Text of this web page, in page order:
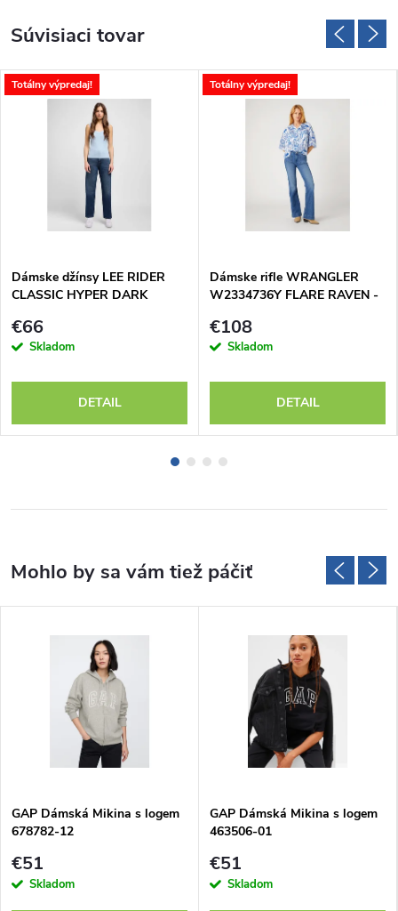
Súvisiaci tovar
Totálny výpredaj!
Dámske džínsy LEE RIDER
CLASSIC HYPER DARK
€66
Skladom
DETAIL
Totálny výpredaj!
Dámske rifle WRANGLER
W2334736Y FLARE RAVEN -
€108
Skladom
DETAIL
GAP Dámská Mikina s logem
678782-12
€51
Skladom
GAP Dámská Mikina s logem
463506-01
€51
Skladom